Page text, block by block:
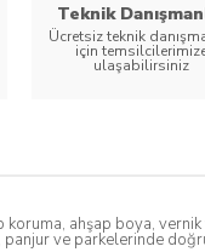
Teknik
Ücretsiz teknik
için
ulaşabilirsiniz
ahşap boya,
ve parkelerinde